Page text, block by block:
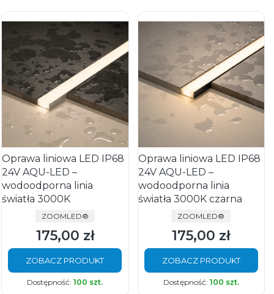
Oprawa liniowa LED IP68
24V AQU-LED –
wodoodporna linia
światła 3000K
PRODUCENT
ZOOMLED®
Cena
175,00 zł
ZOBACZ PRODUKT
Dostępność:100 szt.
Oprawa liniowa LED IP68
24V AQU-LED –
wodoodporna linia
światła 3000K czarna
PRODUCENT
ZOOMLED®
Cena
175,00 zł
ZOBACZ PRODUKT
Dostępność: 100 szt.